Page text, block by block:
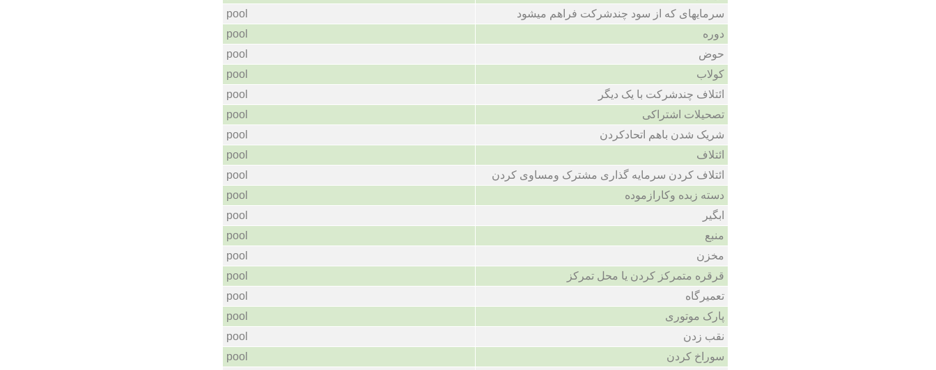
pool
سرمایهای که از سود چندشرکت فراهم میشود
pool
دوره
pool
حوض
pool
کولاب
pool
ائتلاف چندشرکت با یک دیگر
pool
تصحیلات اشتراکی
pool
شریک شدن باهم اتحادکردن
pool
ائتلاف
pool
ائتلاف کردن سرمایه گذاری مشترک ومساوی کردن
pool
دسته زبده وکارازموده
pool
ابگیر
pool
منبع
pool
مخزن
pool
قرقره متمرکز کردن یا محل تمرکز
pool
تعمیرگاه
pool
پارک موتوری
pool
نقب زدن
pool
سوراخ کردن